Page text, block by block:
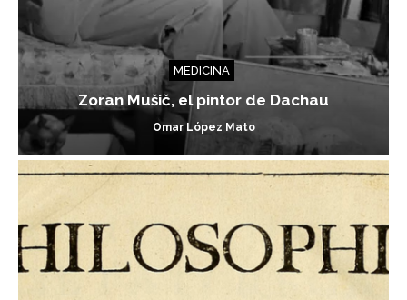
MEDICINA
Zoran Mušič, el pintor de Dachau
Omar López Mato